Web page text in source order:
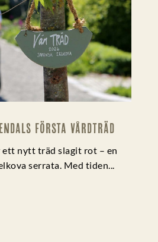
FÖRSTA VÅRDTRÄD
ett nytt träd slagit rot – en
serrata. Med tiden...